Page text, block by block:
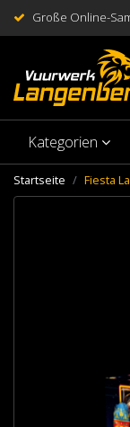
Große Online-
Kategorien
Startseite Fiesta